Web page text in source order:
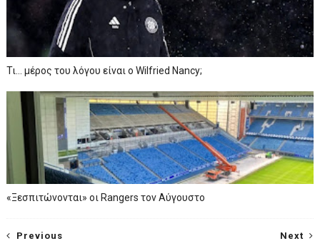
Τι… μέρος του λόγου είναι ο Wilfried Nancy;
«Ξεσπιτώνονται» οι Rangers τον Αύγουστο
Next
Previous